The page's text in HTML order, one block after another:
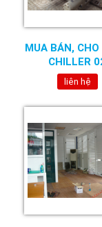
MUA BÁN,
CHILLER
liên hệ